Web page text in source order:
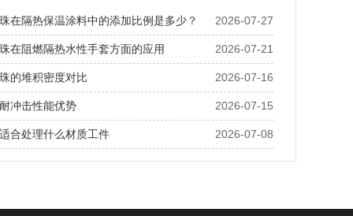
2026-07-27
在隔热保温涂料中的添加比例是多少？
2026-07-21
在阻燃隔热水性手套方面的应用
2026-07-16
的堆积密度对比
2026-07-15
冲击性能优势
2026-07-08
合处理什么材质工件